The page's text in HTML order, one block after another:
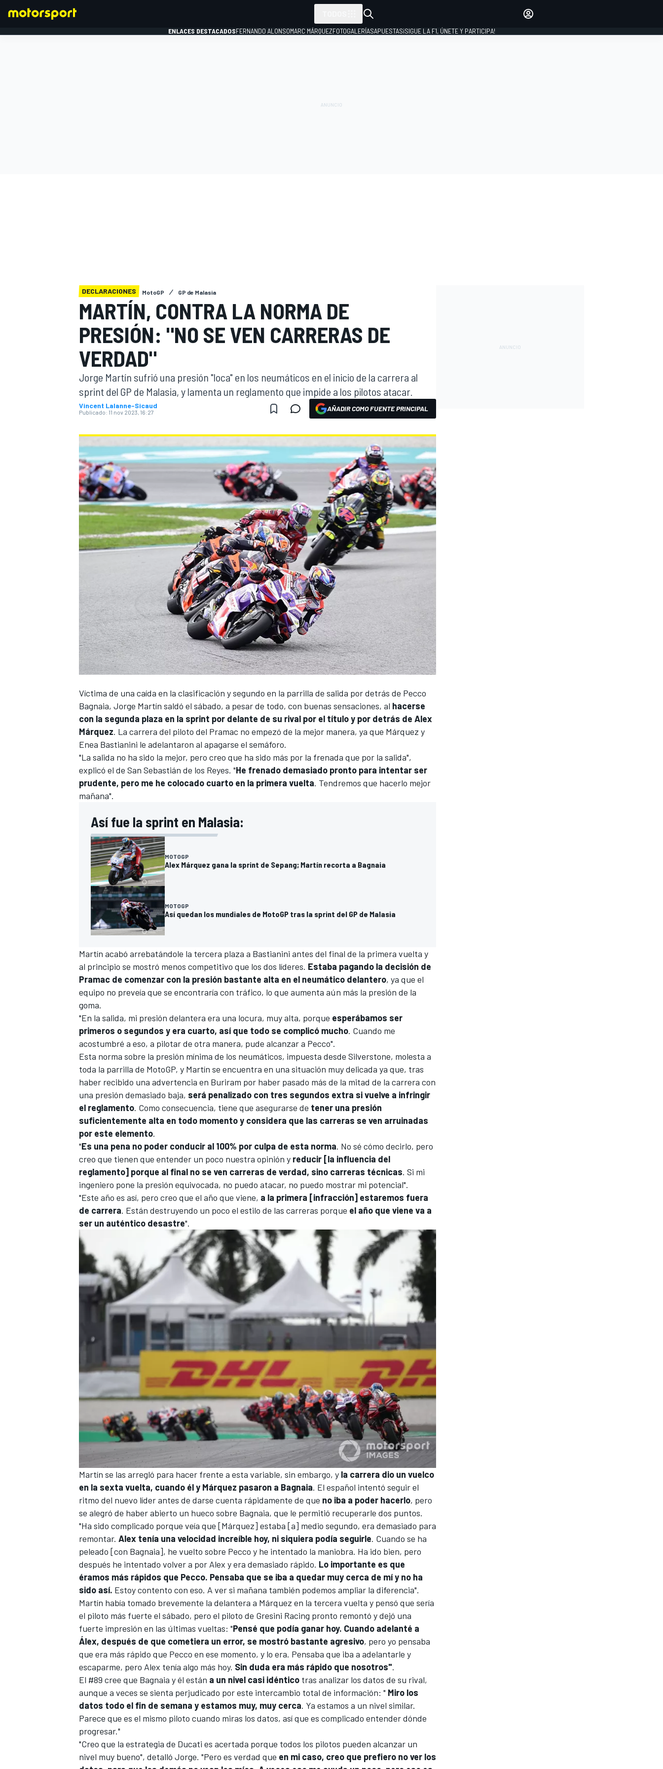
WEC FÓRMULA E
MÁS CATEGORÍAS
ENLACES DESTACADOSFERNANDO ALONSOMARC MÁRQUEZFOTOGALERÍASAPUESTAS¡SIGUE LA F1, ÚNETE Y PARTICIPA!
DECLARACIONES MotoGP GP de Malasia
MARTÍN, CONTRA LA NORMA DE
PRESIÓN: "NO SE VEN CARRERAS DE
VERDAD"
Jorge Martín sufrió una presión "loca" en los neumáticos en el inicio de la carrera al
sprint del GP de Malasia, y lamenta un reglamento que impide a los pilotos atacar.
Vincent Lalanne-Sicaud
Publicado: 11 nov 2023, 16:27 AÑADIR COMO FUENTE PRINCIPAL
Víctima de una caída en la clasificación y segundo en la parrilla de salida por detrás de Pecco
Bagnaia, Jorge Martín saldó el sábado, a pesar de todo, con buenas sensaciones, al hacerse
con la segunda plaza en la sprint por delante de su rival por el título y por detrás de Alex
Márquez. La carrera del piloto del Pramac no empezó de la mejor manera, ya que Márquez y
Enea Bastianini le adelantaron al apagarse el semáforo.
"La salida no ha sido la mejor, pero creo que ha sido más por la frenada que por la salida",
explicó el de San Sebastián de los Reyes. "He frenado demasiado pronto para intentar ser
prudente, pero me he colocado cuarto en la primera vuelta. Tendremos que hacerlo mejor
mañana".
Así fue la sprint en Malasia:
MOTOGP
Alex Márquez gana la sprint de Sepang; Martín recorta a Bagnaia
MOTOGP
Así quedan los mundiales de MotoGP tras la sprint del GP de Malasia
Martín acabó arrebatándole la tercera plaza a Bastianini antes del final de la primera vuelta y
al principio se mostró menos competitivo que los dos líderes. Estaba pagando la decisión de
Pramac de comenzar con la presión bastante alta en el neumático delantero, ya que el
equipo no preveía que se encontraría con tráfico, lo que aumenta aún más la presión de la
goma.
"En la salida, mi presión delantera era una locura, muy alta, porque esperábamos ser
primeros o segundos y era cuarto, así que todo se complicó mucho. Cuando me
acostumbré a eso, a pilotar de otra manera, pude alcanzar a Pecco".
Esta norma sobre la presión mínima de los neumáticos, impuesta desde Silverstone, molesta a
toda la parrilla de MotoGP, y Martín se encuentra en una situación muy delicada ya que, tras
haber recibido una advertencia en Buriram por haber pasado más de la mitad de la carrera con
una presión demasiado baja, será penalizado con tres segundos extra si vuelve a infringir
el reglamento. Como consecuencia, tiene que asegurarse de tener una presión
suficientemente alta en todo momento y considera que las carreras se ven arruinadas
por este elemento.
"Es una pena no poder conducir al 100% por culpa de esta norma. No sé cómo decirlo, pero
creo que tienen que entender un poco nuestra opinión y reducir [la influencia del
reglamento] porque al final no se ven carreras de verdad, sino carreras técnicas. Si mi
ingeniero pone la presión equivocada, no puedo atacar, no puedo mostrar mi potencial".
"Este año es así, pero creo que el año que viene, a la primera [infracción] estaremos fuera
de carrera. Están destruyendo un poco el estilo de las carreras porque el año que viene va a
ser un auténtico desastre".
Martín se las arregló para hacer frente a esta variable, sin embargo, y la carrera dio un vuelco
en la sexta vuelta, cuando él y Márquez pasaron a Bagnaia. El español intentó seguir el
ritmo del nuevo líder antes de darse cuenta rápidamente de que no iba a poder hacerlo, pero
se alegró de haber abierto un hueco sobre Bagnaia, que le permitió recuperarle dos puntos.
"Ha sido complicado porque veía que [Márquez] estaba [a] medio segundo, era demasiado para
remontar. Alex tenía una velocidad increíble hoy, ni siquiera podía seguirle. Cuando se ha
peleado [con Bagnaia], he vuelto sobre Pecco y he intentado la maniobra. Ha ido bien, pero
después he intentado volver a por Alex y era demasiado rápido. Lo importante es que
éramos más rápidos que Pecco. Pensaba que se iba a quedar muy cerca de mí y no ha
sido así. Estoy contento con eso. A ver si mañana también podemos ampliar la diferencia".
Martín había tomado brevemente la delantera a Márquez en la tercera vuelta y pensó que sería
el piloto más fuerte el sábado, pero el piloto de Gresini Racing pronto remontó y dejó una
fuerte impresión en las últimas vueltas: "Pensé que podía ganar hoy. Cuando adelanté a
Álex, después de que cometiera un error, se mostró bastante agresivo, pero yo pensaba
que era más rápido que Pecco en ese momento, y lo era. Pensaba que iba a adelantarle y
escaparme, pero Alex tenía algo más hoy. Sin duda era más rápido que nosotros".
El #89 cree que Bagnaia y él están a un nivel casi idéntico tras analizar los datos de su rival,
aunque a veces se sienta perjudicado por este intercambio total de información: " Miro los
datos todo el fin de semana y estamos muy, muy cerca. Ya estamos a un nivel similar.
Parece que es el mismo piloto cuando miras los datos, así que es complicado entender dónde
progresar."
"Creo que la estrategia de Ducati es acertada porque todos los pilotos pueden alcanzar un
nivel muy bueno", detalló Jorge. "Pero es verdad que en mi caso, creo que prefiero no ver los